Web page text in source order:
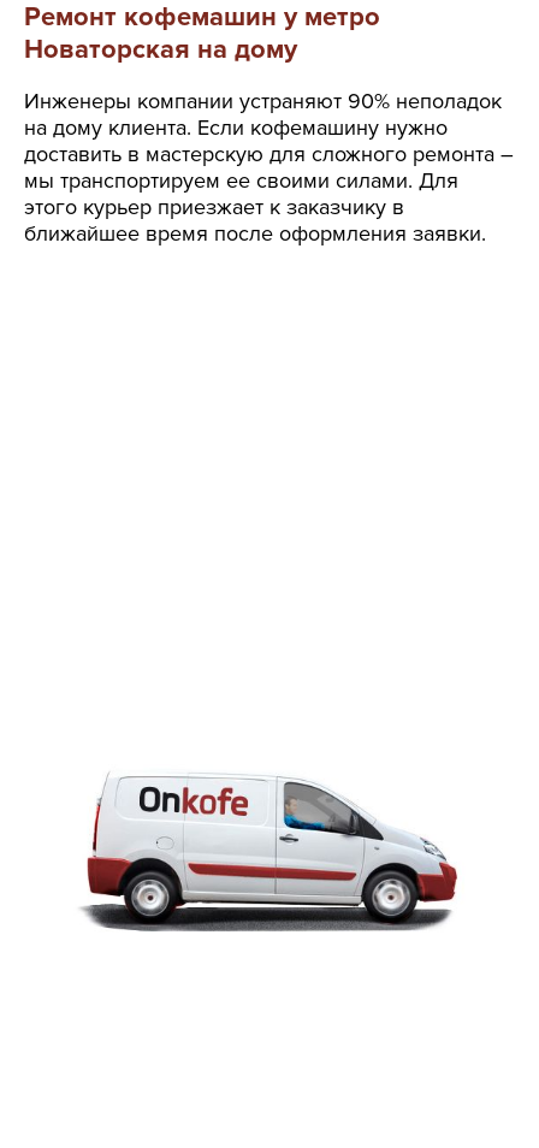
Ремонт кофемашин у метро
Новаторская на дому
Инженеры компании устраняют 90% неполадок
на дому клиента. Если кофемашину нужно
доставить в мастерскую для сложного ремонта –
мы транспортируем ее своими силами. Для
этого курьер приезжает к заказчику в
ближайшее время после оформления заявки.